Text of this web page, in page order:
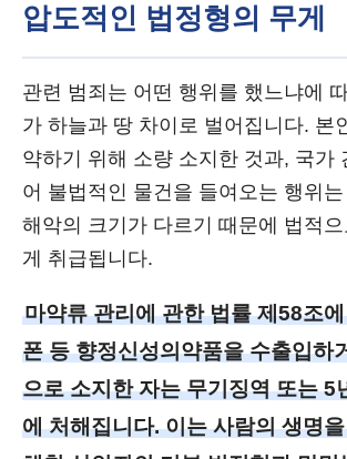
압도적인 법정형의 무게
관련 범죄는 어떤 행위를 했느냐에
가 하늘과 땅 차이로 벌어집니다. 본
약하기 위해 소량 소지한 것과, 국가
어 불법적인 물건을 들여오는 행위
해악의 크기가 다르기 때문에 법적
게 취급됩니다.
마약류 관리에 관한 법률 제58조
폰 등 향정신성의약품을 수출입하
으로 소지한 자는 무기징역 또는 5
에 처해집니다. 이는 사람의 생명